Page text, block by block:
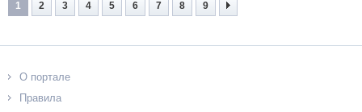
1 2 3 4 5 6 7 8 9
О портале
Правила